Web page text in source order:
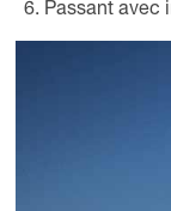
Passant avec